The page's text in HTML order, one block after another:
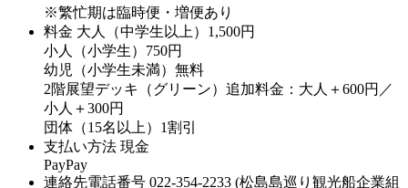
※繁忙期は臨時便・増便あり
料金 大人（中学生以上）1,500円
小人（小学生）750円
幼児（小学生未満）無料
2階展望デッキ（グリーン）追加料金：大人＋600円／
小人＋300円
団体（15名以上）1割引
支払い方法 現金
PayPay
連絡先電話番号 022-354-2233 (松島島巡り観光船企業組